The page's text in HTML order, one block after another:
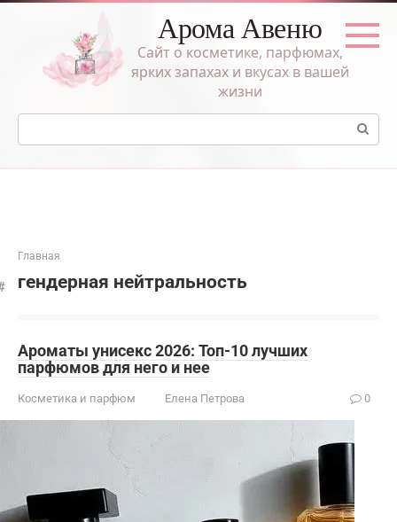
Перейти
Арома Авеню
Сайт о косметике, парфюмах,
ярких запахах и вкусах в вашей
жизни
Поиск:
Главная
гендерная нейтральность
Ароматы унисекс 2026: Топ-10 лучших
парфюмов для него и нее
Косметика и парфюм Елена Петрова 0